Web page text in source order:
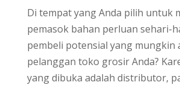
Di tempat yang Anda pilih untuk
pemasok bahan perluan sehari-
pembeli potensial yang mungkin
pelanggan toko grosir Anda?
yang dibuka adalah distributor,